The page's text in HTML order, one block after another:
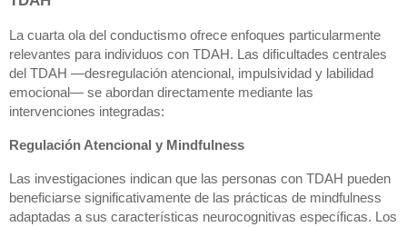
La cuarta ola del conductismo ofrece enfoques particularmente
relevantes para individuos con TDAH. Las dificultades centrales
del TDAH —desregulación atencional, impulsividad y labilidad
emocional— se abordan directamente mediante las
intervenciones integradas:
Regulación Atencional y Mindfulness
Las investigaciones indican que las personas con TDAH pueden
beneficiarse significativamente de las prácticas de mindfulness
adaptadas a sus características neurocognitivas específicas. Los